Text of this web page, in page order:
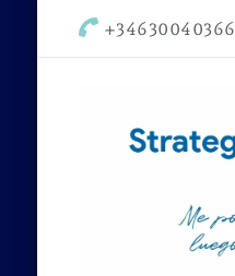
+34630040366